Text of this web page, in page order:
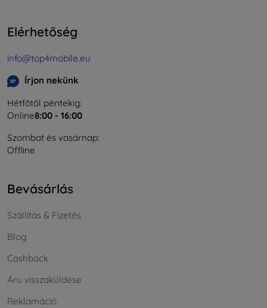
Elérhetőség
info@top4mobile.eu
Írjon nekünk
Hétfőtől péntekig:
Online8:00 - 16:00
Szombat és vasárnap:
Offline
Bevásárlás
Szállítás & Fizetés
Blog
Cashback
Áru visszaküldése
Reklamáció